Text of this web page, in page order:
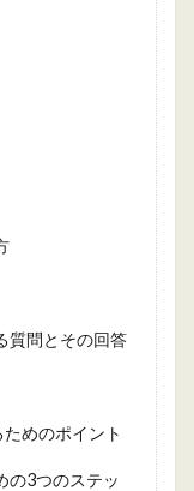
質問とその回答
めのポイント
の3つのステッ